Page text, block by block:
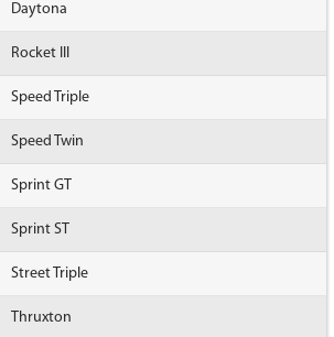
Daytona
Rocket III
Speed Triple
Speed Twin
Sprint GT
Sprint ST
Street Triple
Thruxton